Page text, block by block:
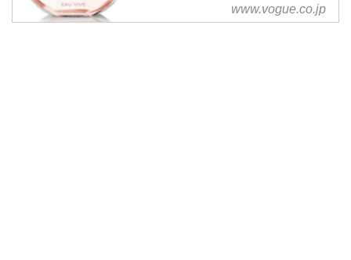
www.vogue.co.jp